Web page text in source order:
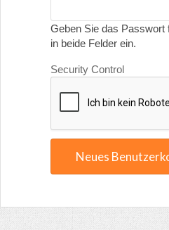
Geben Sie das Passwort
in beide Felder ein.
Security Control